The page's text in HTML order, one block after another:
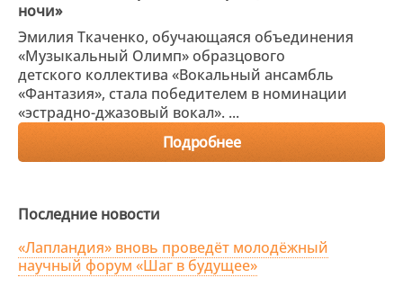
ночи»
Эмилия Ткаченко, обучающаяся объединения
«Музыкальный Олимп» образцового
детского коллектива «Вокальный ансамбль
«Фантазия», стала победителем в номинации
«эстрадно-джазовый вокал». ...
Подробнее
Последние новости
«Лапландия» вновь проведёт молодёжный
научный форум «Шаг в будущее»